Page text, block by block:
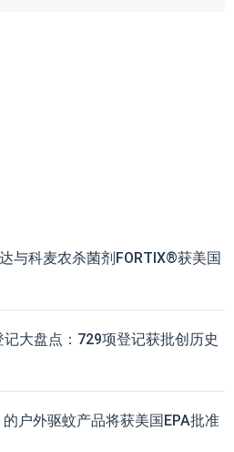
与科麦农杀菌剂FORTIX®获美国
大盘点：729项登记获批创历史
户外驱蚊产品将获美国EPA批准